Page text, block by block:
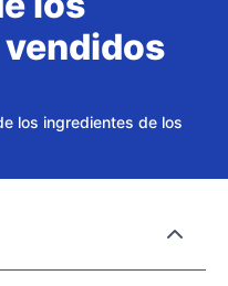
los ingredientes de los